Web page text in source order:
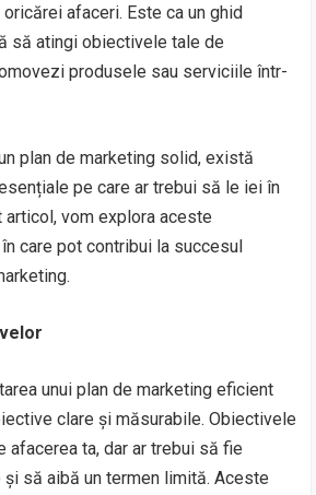
afaceri. Este ca un ghid
să atingi obiectivele tale de
produsele sau serviciile într-
plan de marketing solid, există
pe care ar trebui să le iei în
vom explora aceste
care pot contribui la succesul
unui plan de marketing eficient
clare și măsurabile. Obiectivele
afacerea ta, dar ar trebui să fie
să aibă un termen limită. Aceste